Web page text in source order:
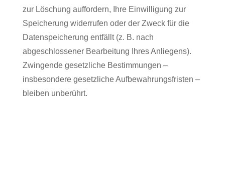
zur Löschung auffordern, Ihre Einwilligung zur
Speicherung widerrufen oder der Zweck für die
Datenspeicherung entfällt (z. B. nach
abgeschlossener Bearbeitung Ihres Anliegens).
Zwingende gesetzliche Bestimmungen –
insbesondere gesetzliche Aufbewahrungsfristen –
bleiben unberührt.